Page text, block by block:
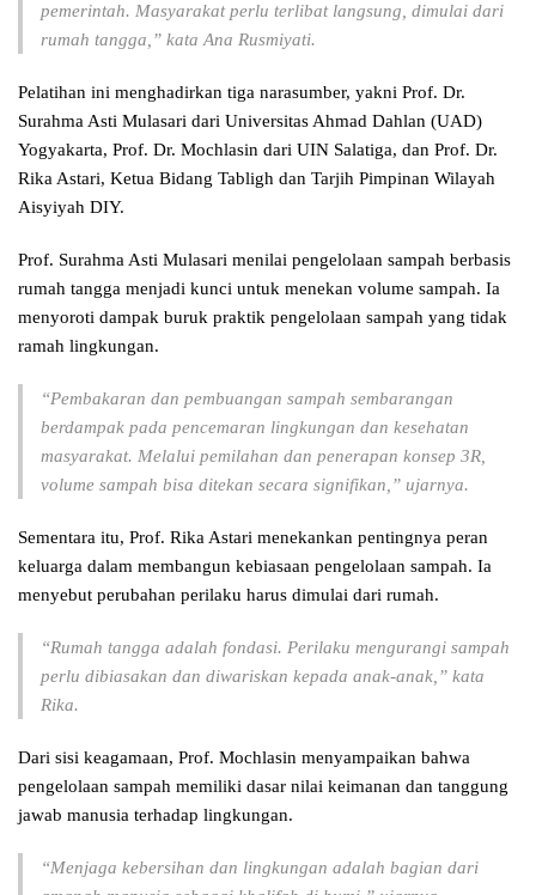
pemerintah. Masyarakat perlu terlibat langsung, dimulai dari
rumah tangga,” kata Ana Rusmiyati.
Pelatihan ini menghadirkan tiga narasumber, yakni Prof. Dr.
Surahma Asti Mulasari dari Universitas Ahmad Dahlan (UAD)
Yogyakarta, Prof. Dr. Mochlasin dari UIN Salatiga, dan Prof. Dr.
Rika Astari, Ketua Bidang Tabligh dan Tarjih Pimpinan Wilayah
Aisyiyah DIY.
Prof. Surahma Asti Mulasari menilai pengelolaan sampah berbasis
rumah tangga menjadi kunci untuk menekan volume sampah. Ia
menyoroti dampak buruk praktik pengelolaan sampah yang tidak
ramah lingkungan.
“Pembakaran dan pembuangan sampah sembarangan
berdampak pada pencemaran lingkungan dan kesehatan
masyarakat. Melalui pemilahan dan penerapan konsep 3R,
volume sampah bisa ditekan secara signifikan,” ujarnya.
Sementara itu, Prof. Rika Astari menekankan pentingnya peran
keluarga dalam membangun kebiasaan pengelolaan sampah. Ia
menyebut perubahan perilaku harus dimulai dari rumah.
“Rumah tangga adalah fondasi. Perilaku mengurangi sampah
perlu dibiasakan dan diwariskan kepada anak-anak,” kata
Rika.
Dari sisi keagamaan, Prof. Mochlasin menyampaikan bahwa
pengelolaan sampah memiliki dasar nilai keimanan dan tanggung
jawab manusia terhadap lingkungan.
“Menjaga kebersihan dan lingkungan adalah bagian dari